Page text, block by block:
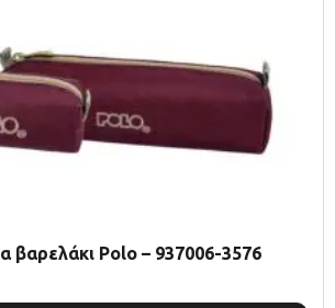
βαρελάκι Polo – 937006-3576